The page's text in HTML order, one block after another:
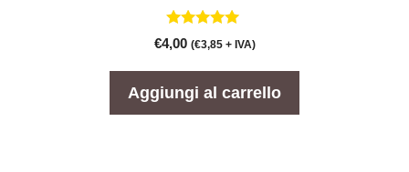
5.00
su 5
€4,00 (€3,85+ IVA)
Aggiungi al carrello